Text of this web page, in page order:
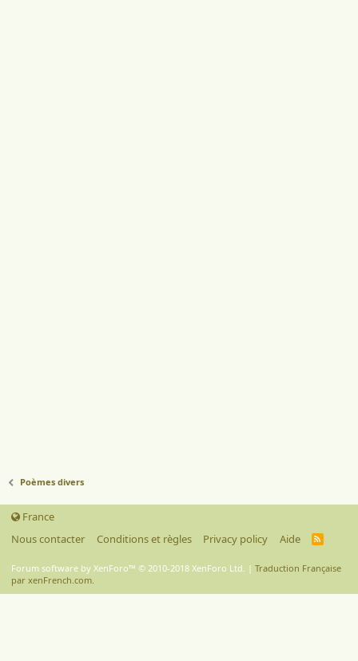
Poèmes divers
France
Nous contacter
Conditions et règles Privacy policy Aide
R
S
Forum software by XenForo™ © 2010-2018 XenForo Ltd. | Traduction Française
par xenFrench.com.